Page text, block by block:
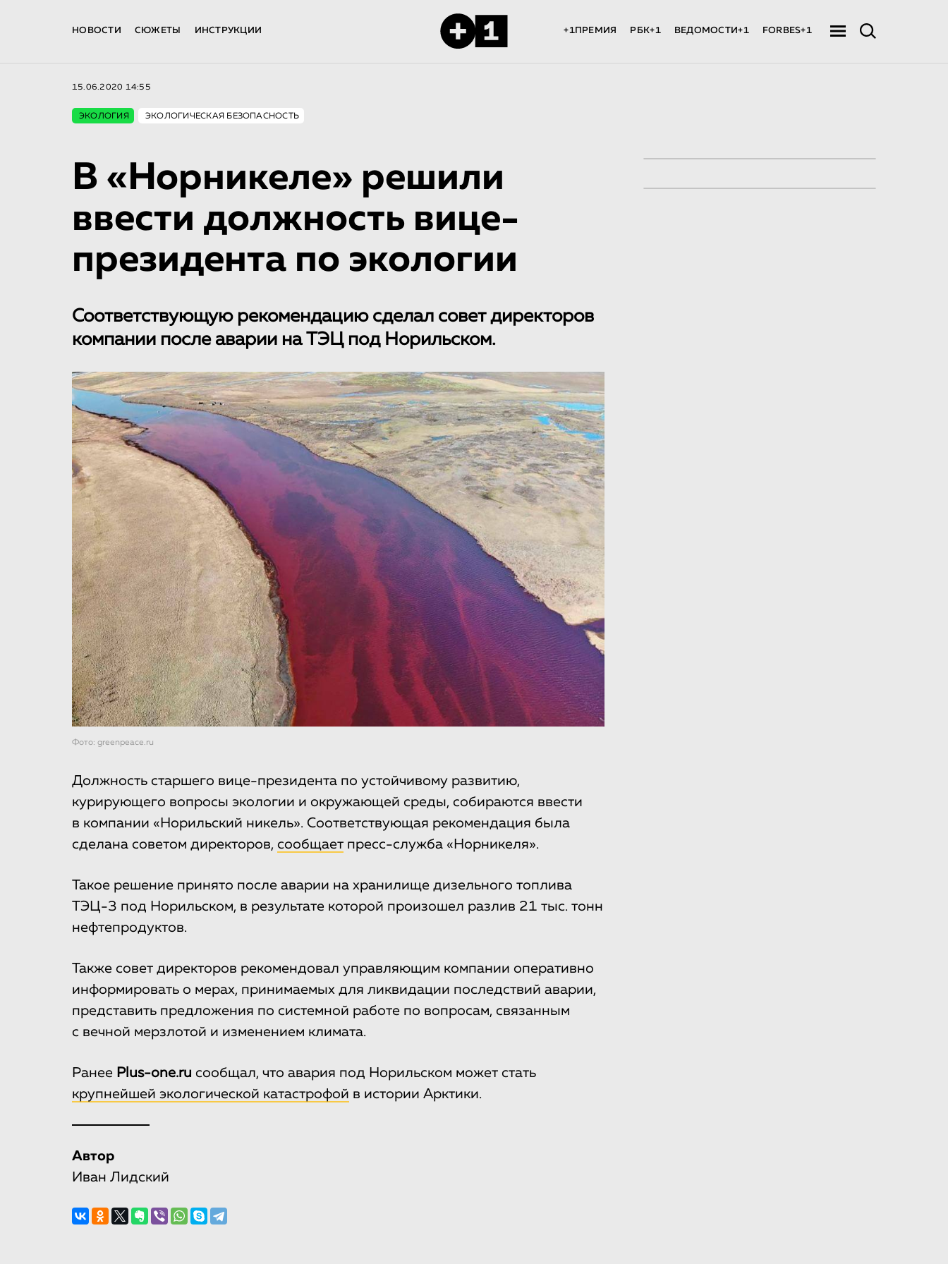
НОВОСТИ СЮЖЕТЫ ИНСТРУКЦИИ +1ПРЕМИЯ РБК+1 ВЕДОМОСТИ+1 FORBES+1
15.06.2020 14:55
ЭКОЛОГИЯ ЭКОЛОГИЧЕСКАЯ БЕЗОПАСНОСТЬ
В «Норникеле» решили
ввести должность вице-
президента по экологии
Соответствующую рекомендацию сделал совет директоров
компании после аварии на ТЭЦ под Норильском.
Фото: greenpeace.ru
Должность старшего вице-президента по устойчивому развитию,
курирующего вопросы экологии и окружающей среды, собираются ввести
в компании «Норильский никель». Соответствующая рекомендация была
сделана советом директоров, сообщает пресс-служба «Норникеля».
Такое решение принято после аварии на хранилище дизельного топлива
ТЭЦ-3 под Норильском, в результате которой произошел разлив 21 тыс. тонн
нефтепродуктов.
Также совет директоров рекомендовал управляющим компании оперативно
информировать о мерах, принимаемых для ликвидации последствий аварии,
представить предложения по системной работе по вопросам, связанным
с вечной мерзлотой и изменением климата.
Ранее Plus-one.ru сообщал, что авария под Норильском может стать
крупнейшей экологической катастрофой в истории Арктики.
Автор
Иван Лидский